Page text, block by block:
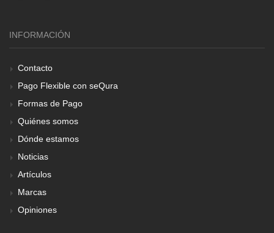
INFORMACIÓN
Contacto
Pago Flexible con seQura
Formas de Pago
Quiénes somos
Dónde estamos
Noticias
Artículos
Marcas
Opiniones